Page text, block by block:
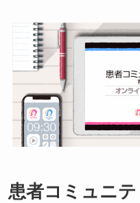
患者コミュニ